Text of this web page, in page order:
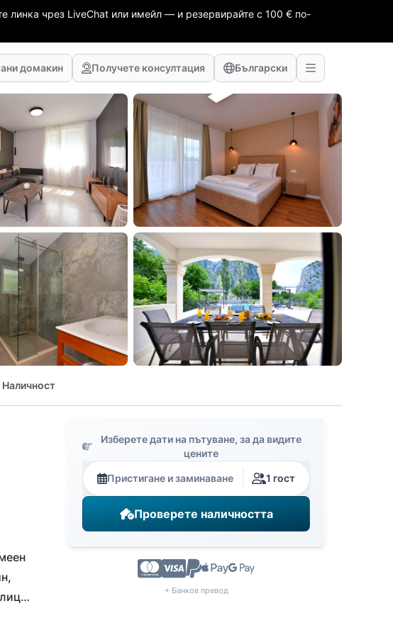
линка чрез LiveChat или имейл — и резервирайте с 100 € по-
домакин Получете консултация Български
Наличност
Изберете дати на пътуване, за да видите
цените
Пристигане и заминаване 1 гост
Проверете наличността
+ Банков превод